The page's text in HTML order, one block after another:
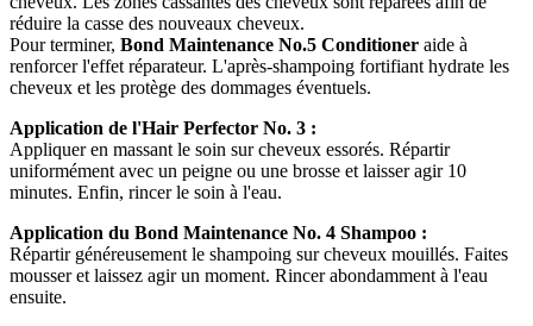
réduire la casse des nouveaux cheveux.
Pour terminer, Bond Maintenance No.5 Conditioner aide à
renforcer l'effet réparateur. L'après-shampoing fortifiant hydrate les
cheveux et les protège des dommages éventuels.
Application de l'Hair Perfector No. 3 :
Appliquer en massant le soin sur cheveux essorés. Répartir
uniformément avec un peigne ou une brosse et laisser agir 10
minutes. Enfin, rincer le soin à l'eau.
Application du Bond Maintenance No. 4 Shampoo :
Répartir généreusement le shampoing sur cheveux mouillés. Faites
mousser et laissez agir un moment. Rincer abondamment à l'eau
ensuite.